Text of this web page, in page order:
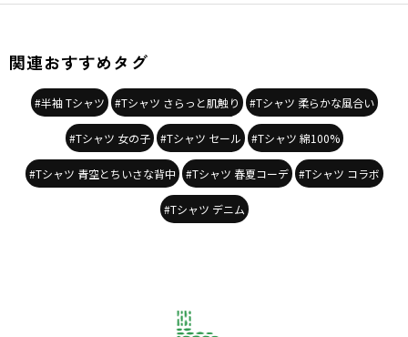
関連おすすめタグ
#半袖 Tシャツ #Tシャツ さらっと肌触り #Tシャツ 柔らかな風合い
#Tシャツ 女の子 #Tシャツ セール #Tシャツ 綿100%
#Tシャツ 青空とちいさな背中 #Tシャツ 春夏コーデ #Tシャツ コラボ
#Tシャツ デニム